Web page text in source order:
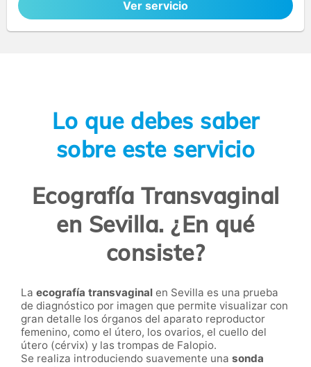
Ver servicio
Lo que debes saber
sobre este servicio
Ecografía Transvaginal
en Sevilla. ¿En qué
consiste?
La ecografía transvaginal en Sevilla es una prueba
de diagnóstico por imagen que permite visualizar con
gran detalle los órganos del aparato reproductor
femenino, como el útero, los ovarios, el cuello del
útero (cérvix) y las trompas de Falopio.
Se realiza introduciendo suavemente una sonda